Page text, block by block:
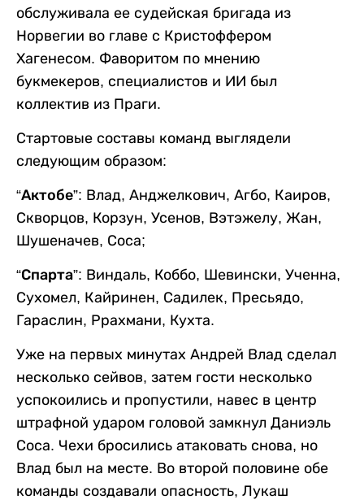
обслуживала ее судейская бригада из
Норвегии во главе с Кристоффером
Хагенесом. Фаворитом по мнению
букмекеров, специалистов и ИИ был
коллектив из Праги.
Стартовые составы команд выглядели
следующим образом:
“Актобе”: Влад, Анджелкович, Агбо, Каиров,
Скворцов, Корзун, Усенов, Вэтэжелу, Жан,
Шушеначев, Соса;
“Спарта”: Виндаль, Коббо, Шевински, Ученна,
Сухомел, Кайринен, Садилек, Пресьядо,
Гараслин, Ррахмани, Кухта.
Уже на первых минутах Андрей Влад сделал
несколько сейвов, затем гости несколько
успокоились и пропустили, навес в центр
штрафной ударом головой замкнул Даниэль
Соса. Чехи бросились атаковать снова, но
Влад был на месте. Во второй половине обе
команды создавали опасность, Лукаш